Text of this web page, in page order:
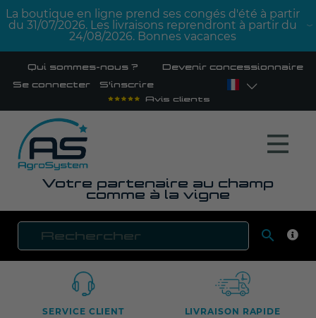
La boutique en ligne prend ses congés d'été à partir
du 31/07/2026. Les livraisons reprendront à partir du
24/08/2026. Bonnes vacances
Qui sommes-nous ? Devenir concessionnaire
Se connecter
S'inscrire
Avis clients
Votre partenaire au champ
comme à la vigne

SERVICE CLIENT
LIVRAISON RAPIDE